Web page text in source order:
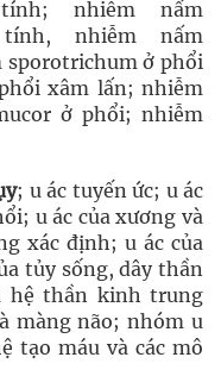
nhiễm nấm
nhiễm nấm
sporotrichum ở phổi
xâm lấn; nhiễm
ở phổi; nhiễm
; u ác tuyến ức; u ác
u ác của xương và
xác định; u ác của
tủy sống, dây thần
hệ thần kinh trung
màng não; nhóm u
tạo máu và các mô